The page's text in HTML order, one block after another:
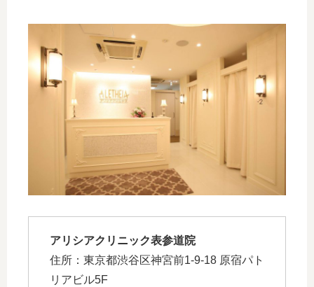
アリシアクリニック表参道院
住所：東京都渋谷区神宮前1-9-18 原宿パト
リアビル5F